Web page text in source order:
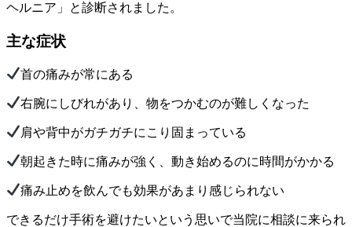
ヘルニア」と診断されました。
主な症状
首の痛みが常にある
右腕にしびれがあり、物をつかむのが難しくなった
肩や背中がガチガチにこり固まっている
朝起きた時に痛みが強く、動き始めるのに時間がかかる
痛み止めを飲んでも効果があまり感じられない
できるだけ手術を避けたいという思いで当院に相談に来られ